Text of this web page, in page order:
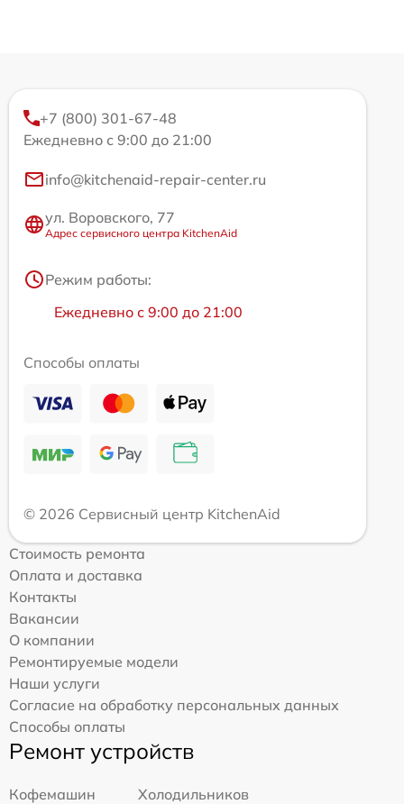
+7 (800) 301-67-48
Ежедневно с 9:00 до 21:00
info@kitchenaid-repair-center.ru
ул. Воровского, 77
Адрес сервисного центра KitchenAid
Режим работы:
Ежедневно с 9:00 до 21:00
Способы оплаты
© 2026 Сервисный центр KitchenAid
Стоимость ремонта
Оплата и доставка
Контакты
Вакансии
О компании
Ремонтируемые модели
Наши услуги
Согласие на обработку персональных данных
Способы оплаты
Ремонт устройств
Кофемашин
Холодильников